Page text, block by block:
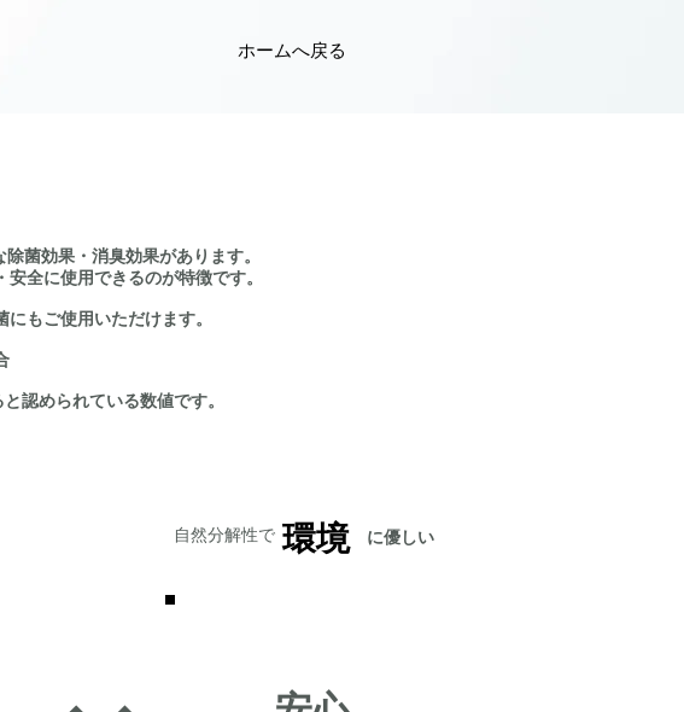
ホームへ戻る
菌効果・消臭効果があります。
全に使用できるのが特徴です。
もご使用いただけます。
認められている数値です。
​自然分解性で 環境 に優しい